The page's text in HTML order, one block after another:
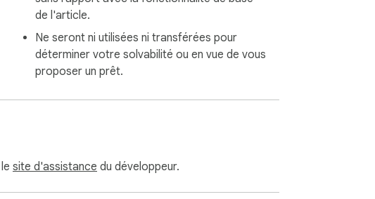
de l'article.
Ne seront ni utilisées ni transférées pour
déterminer votre solvabilité ou en vue de vous
proposer un prêt.
site d'assistance du développeur.